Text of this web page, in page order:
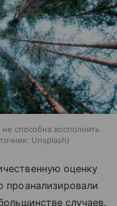
способна восполнить
Unsplash
оценку
проанализировали
случаев.